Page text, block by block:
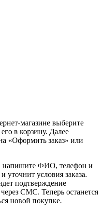
магазине выберите
в корзину. Далее
«Оформить заказ» или
напишите ФИО, телефон и
уточнит условия заказа.
подтверждение
СМС. Теперь останется
новой покупке.